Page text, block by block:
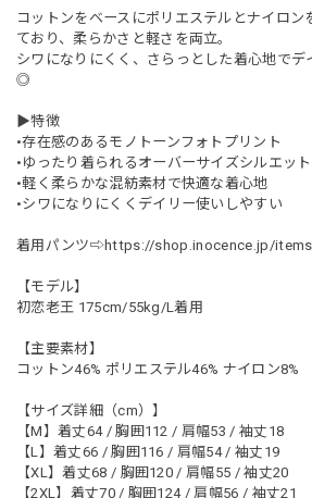
コットンをベースにポリエステルとナイロン
ており、柔らかさと軽さを両立。
シワになりにくく、さらっとした着心地でデ
◎
▶︎特徴
•存在感のあるモノトーンフォトプリント
•ゆったり着られるオーバーサイズシルエット
•軽く柔らかな混紡素材で快適な着心地
•シワになりにくくデイリー使いしやすい
着用パンツ⇨https://shop.inocence.jp/
【モデル】
初恋老王 175cm/55kg/L着用
【主要素材】
コットン46% ポリエステル46% ナイロン8%
【サイズ詳細（cm）】
【M】着丈64 / 胸囲112 / 肩幅53 / 袖丈18
【L】着丈66 / 胸囲116 / 肩幅54 / 袖丈19
【XL】着丈68 / 胸囲120 / 肩幅55 / 袖丈20
【2XL】着丈70 / 胸囲124 / 肩幅56 / 袖丈21